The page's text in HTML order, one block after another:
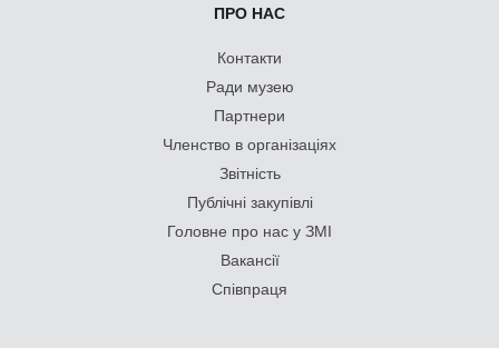
ПРО НАС
Контакти
Ради музею
Партнери
Членство в організаціях
Звітність
Публічні закупівлі
Головне про нас у ЗМІ
Вакансії
Співпраця